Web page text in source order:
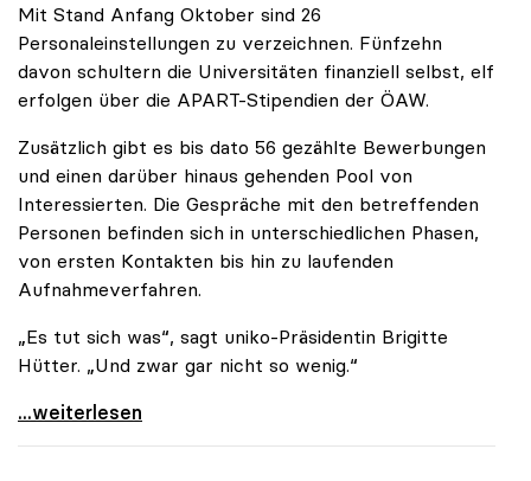
Mit Stand Anfang Oktober sind 26
Personaleinstellungen zu verzeichnen. Fünfzehn
davon schultern die Universitäten finanziell selbst, elf
erfolgen über die APART-Stipendien der ÖAW.
Zusätzlich gibt es bis dato 56 gezählte Bewerbungen
und einen darüber hinaus gehenden Pool von
Interessierten. Die Gespräche mit den betreffenden
Personen befinden sich in unterschiedlichen Phasen,
von ersten Kontakten bis hin zu laufenden
Aufnahmeverfahren.
„Es tut sich was“, sagt uniko-Präsidentin Brigitte
Hütter. „Und zwar gar nicht so wenig.“
Reges Interesse von US-Forscher:innen an
...weiterlesen